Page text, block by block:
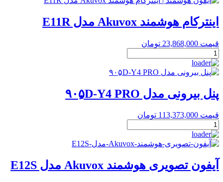
MASTER
STATION
مبتنی
اندروید
عدد
اینترکام هوشمند Akuvox مدل E11R
قیمت 23,868,000 تومان
اینترکام
هوشمند
Akuvox
E11R
عدد
پنل بیرونی مدل ۹۰۵ِD-Y4 PRO
قیمت 113,373,000 تومان
پنل
بیرونی
مدل
Y4
PRO
آیفون تصویری هوشمند Akuvox مدل E12S